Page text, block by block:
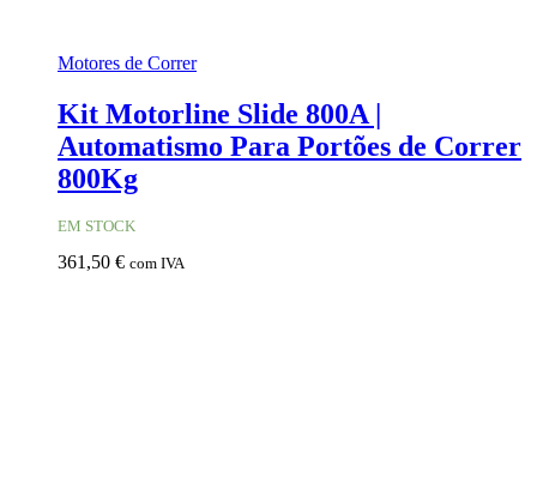
Motores de Correr
Kit Motorline Slide 800A |
Automatismo Para Portões de Correr
800Kg
EM STOCK
361,50 € com IVA